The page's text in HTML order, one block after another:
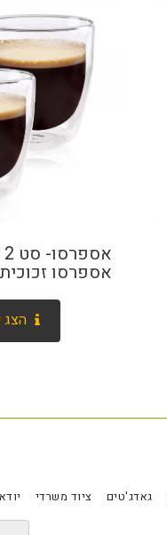
אספרסו זכוכית
הצג
גאדג'טים ציוד משרדי